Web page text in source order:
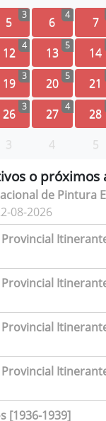
5 3 6 4 7
12 4 13 5 14
19 3 20 5 21
26 3 27 4 28
3 4 5
o próximos
de Pintura
08-2026
Provincial
Provincial
Provincial
Provincial
[1936-1939]